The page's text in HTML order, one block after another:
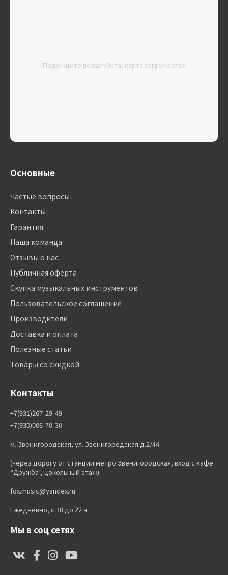
Подождите пожалуйста, карта загружается
Основные
Частые вопросы
Контакты
Гарантия
Наша команда
Отзывы о нас
Публичная оферта
Скупка музыкальных инструментов
Пользовательское соглашение
Производители
Доставка и оплата
Полезные статьи
Товары со скидкой
Контакты
+7(931)267-29-49
+7(930)006-70-30
м. Звенигородская, ул. Звенигородская д.2/44
(через дорогу от станции метро Звенигородская, вход с кафе
“Дружба”, цокольный этаж)
fox.music@yandex.ru
Ежедневно, с 10 до 22 ч
Мы в соц сетях